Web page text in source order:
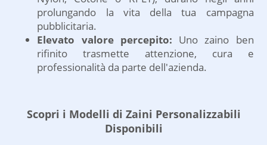
prolungando la vita della tua campagna
pubblicitaria.
Elevato valore percepito: Uno zaino ben
rifinito trasmette attenzione, cura e
professionalità da parte dell'azienda.
Scopri i Modelli di Zaini Personalizzabili
Disponibili